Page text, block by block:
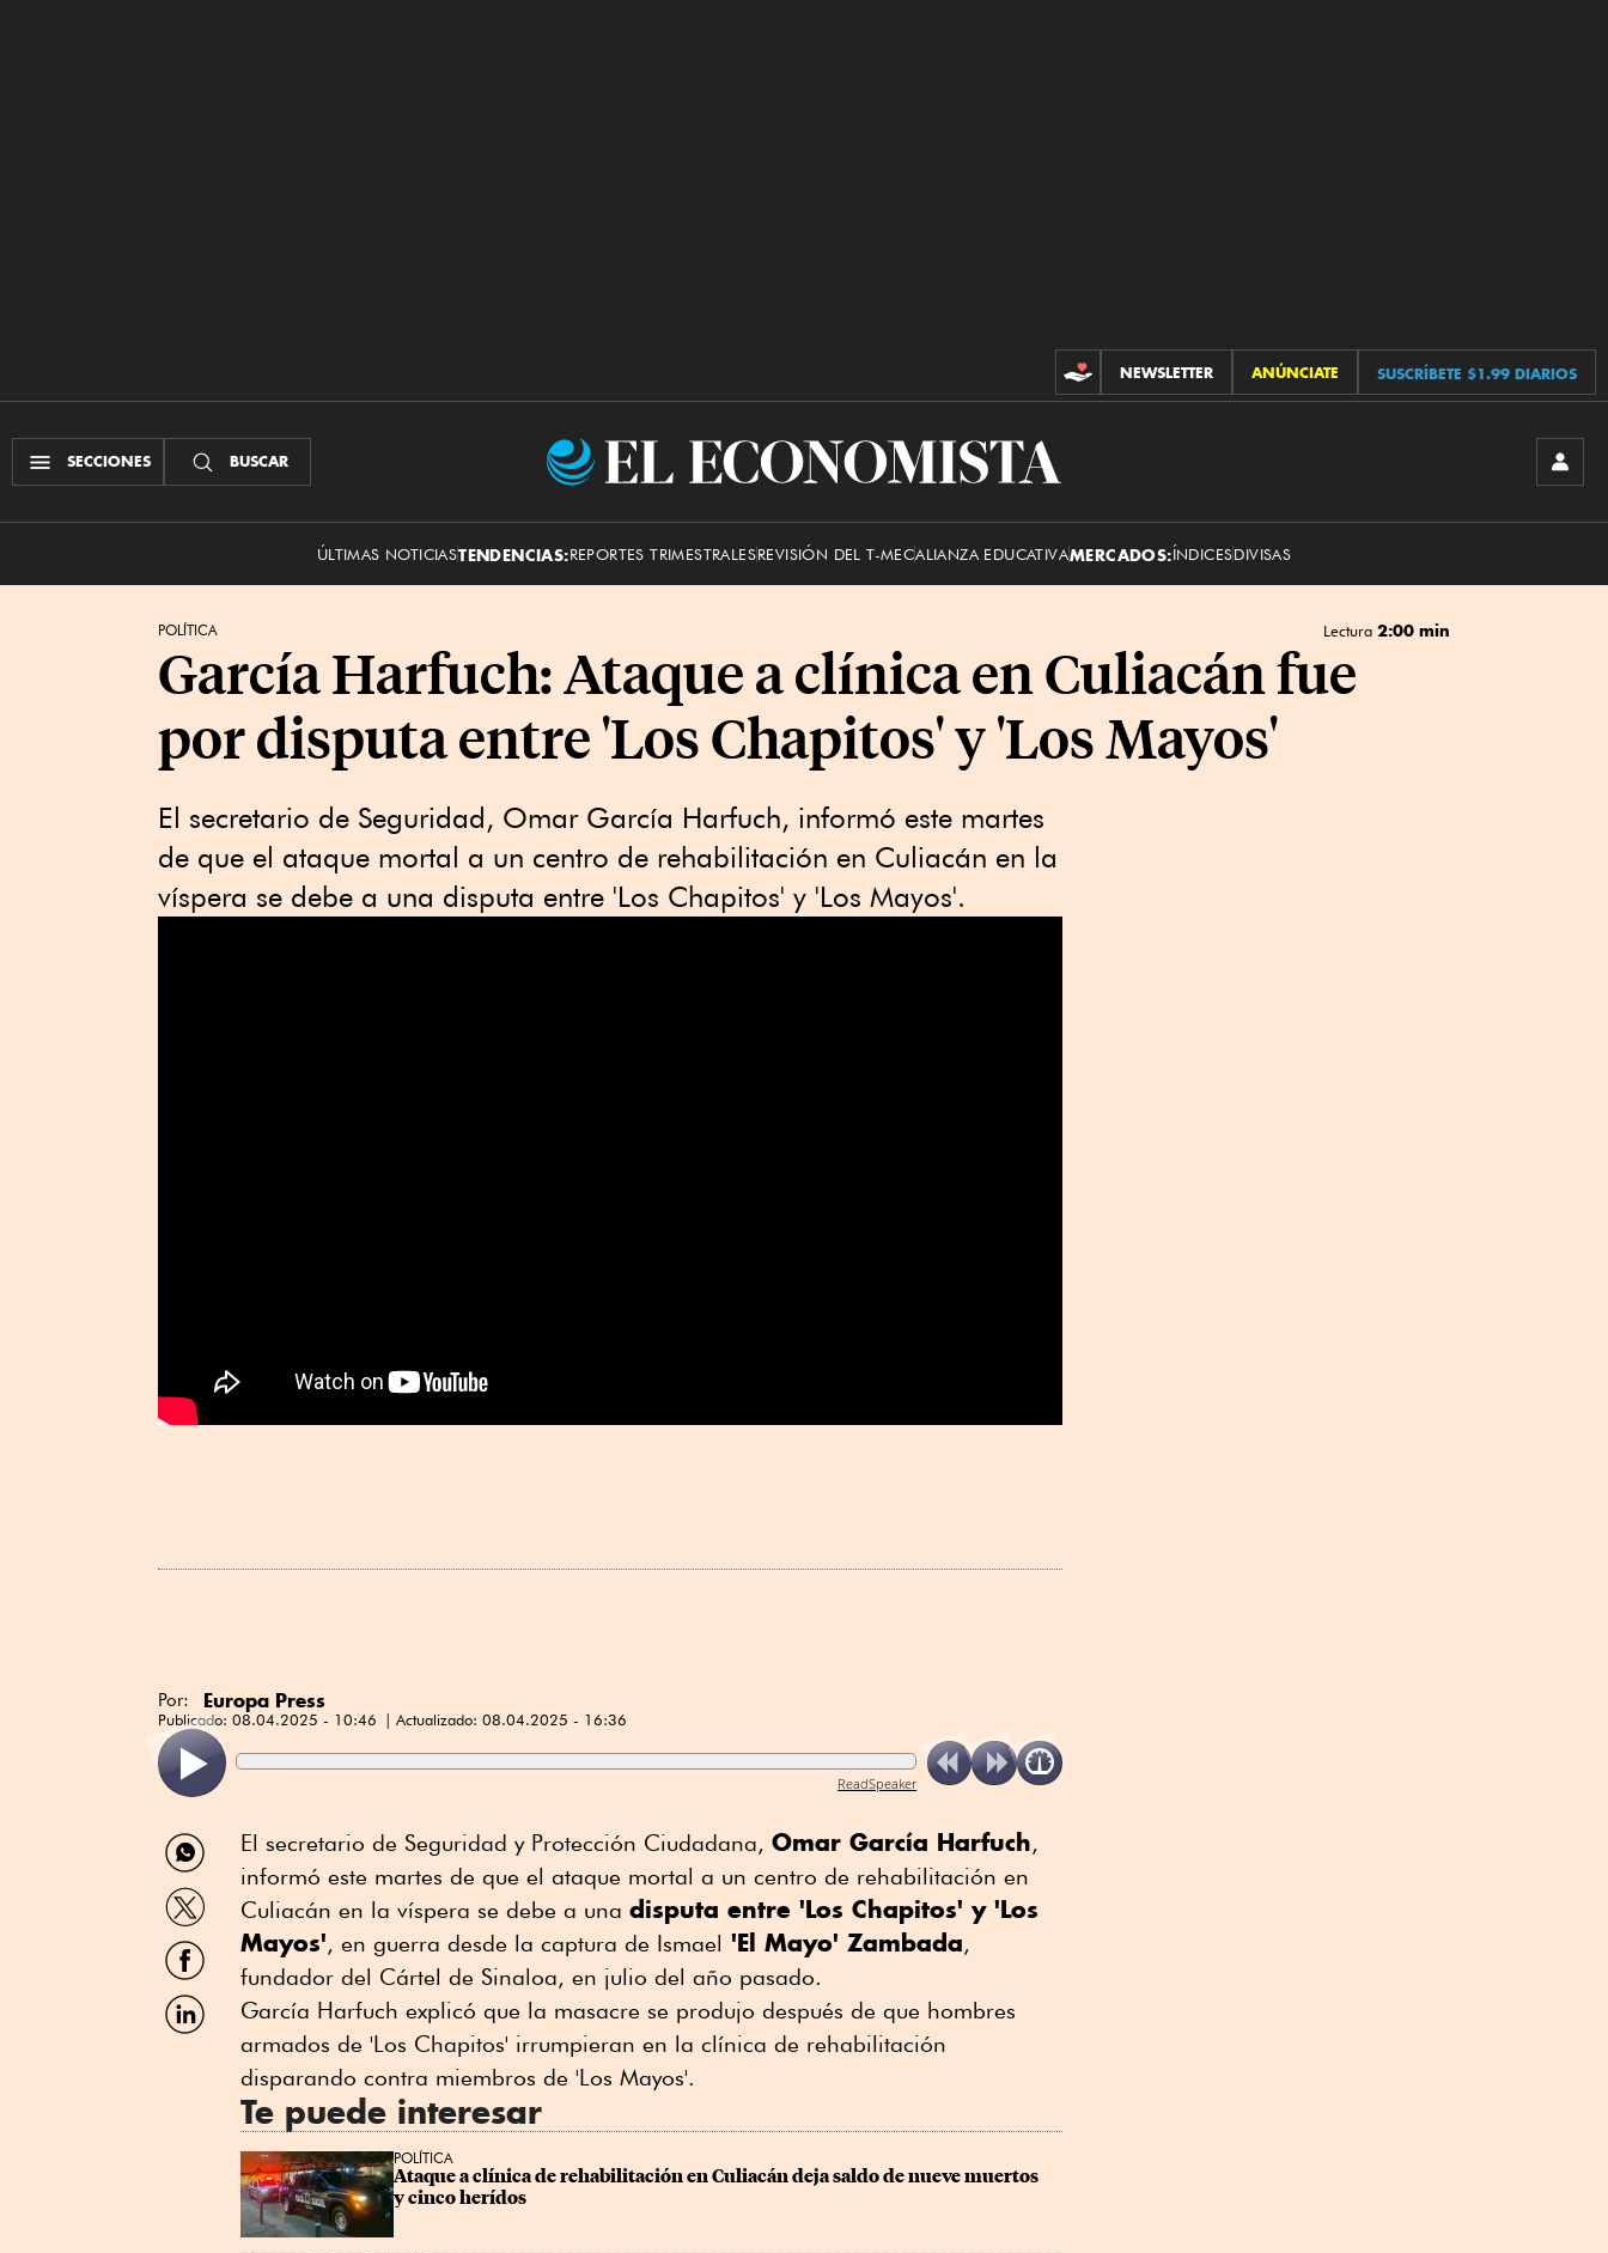
CONTRIBUCIONES
NEWSLETTER ANÚNCIATE SUSCRÍBETE $1.99 DIARIOS
SECCIONES BUSCAR
El
ÚLTIMAS NOTICIASTENDENCIAS:REPORTES TRIMESTRALESREVISIÓN DEL T-MECALIANZA EDUCATIVAMERCADOS:ÍNDICESDIVISAS
POLÍTICA Lectura 2:00 min
García Harfuch: Ataque a clínica en Culiacán fue
por disputa entre 'Los Chapitos' y 'Los Mayos'
El secretario de Seguridad, Omar García Harfuch, informó este martes
de que el ataque mortal a un centro de rehabilitación en Culiacán en la
víspera se debe a una disputa entre 'Los Chapitos' y 'Los Mayos'.
Por: Europa Press
Publicado: 08.04.2025 - 10:46 Actualizado: 08.04.2025 - 16:36
ReadSpeaker
Compartir
por
WhatsApp
Compartir
por
Twitter
Compartir
por
Facebook
Compartir
por
El secretario de Seguridad y Protección Ciudadana, Omar García Harfuch,
informó este martes de que el ataque mortal a un centro de rehabilitación en
Culiacán en la víspera se debe a una disputa entre 'Los Chapitos' y 'Los
Mayos', en guerra desde la captura de Ismael 'El Mayo' Zambada,
fundador del Cártel de Sinaloa, en julio del año pasado.
García Harfuch explicó que la masacre se produjo después de que hombres
armados de 'Los Chapitos' irrumpieran en la clínica de rehabilitación
disparando contra miembros de 'Los Mayos'.
Te puede interesar
POLÍTICA
Ataque a clínica de rehabilitación en Culiacán deja saldo de nueve muertos
y cinco herídos